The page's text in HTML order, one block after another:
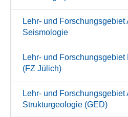
Lehr- und Forschungsgebiet
Seismologie
Lehr- und
(FZ Jülich)
Lehr- und Forschungsgebiet
Strukturgeologie (GED)